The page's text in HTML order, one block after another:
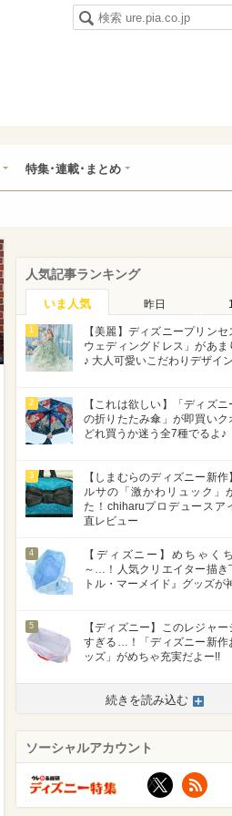
特集･連載･まとめ
人気記事ランキング
いま人気 昨日
1
【美麗】ディズニープリン
ウェディングドレス」があま
♪ 大人可愛いこだわりデザイ
2
【これは欲しい】「ディズ
の折りたたみ傘」が即買いク
どれ買うか迷う全7種でるよ♪
3
【しまむらのディズニー新
ルサの「激かわリュック」
た！chiharuプロデュースア
直レビュー
4
【ディズニー】めちゃく
～…！人気クリエイター描き
トル・マーメイド』グッズが
5
【ディズニー】このレジャ
すぎる…！「ディズニー新作
ッズ」がめちゃ充実だよー!!
続きを読み込む
ソーシャルアカウント
X